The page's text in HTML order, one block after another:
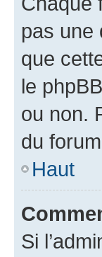
pas une
que
le
ou non.
du
Haut
Si